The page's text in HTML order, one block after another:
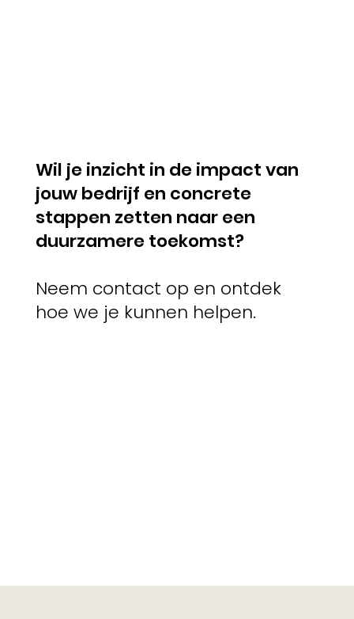
Wil je inzicht in de impact van
jouw bedrijf en concrete
stappen zetten naar een
duurzamere toekomst?
Neem contact op en ontdek
hoe we je kunnen helpen.